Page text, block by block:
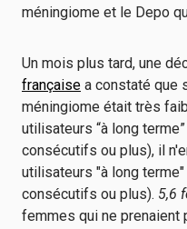
méningiome et le Depo
Un mois plus tard, une
française a constaté que
méningiome était très
utilisateurs “à long
consécutifs ou plus), il
utilisateurs "à long
consécutifs ou plus). 5,6
femmes qui ne prenaient